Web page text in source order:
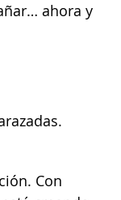
ahora y
Con